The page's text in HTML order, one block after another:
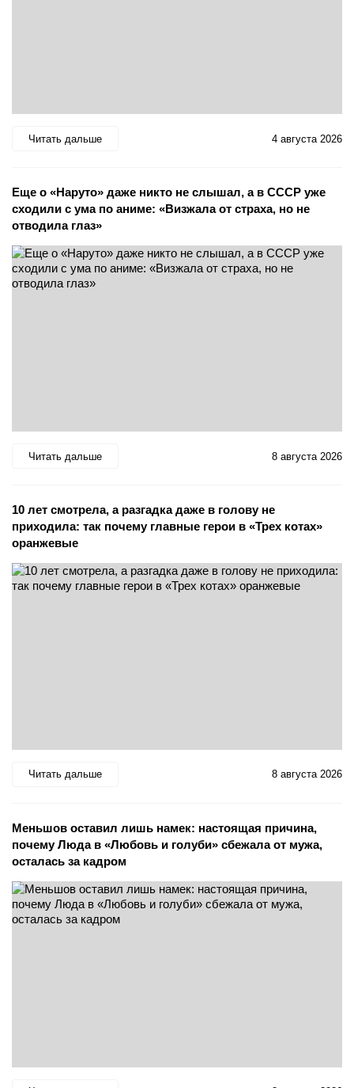
Читать дальше 4 августа 2026
Еще о «Наруто» даже никто не слышал, а в СССР уже
сходили с ума по аниме: «Визжала от страха, но не
отводила глаз»
Читать дальше 8 августа 2026
10 лет смотрела, а разгадка даже в голову не
приходила: так почему главные герои в «Трех котах»
оранжевые
Читать дальше 8 августа 2026
Меньшов оставил лишь намек: настоящая причина,
почему Люда в «Любовь и голуби» сбежала от мужа,
осталась за кадром